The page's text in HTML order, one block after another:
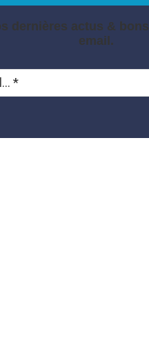
dernières actus &
email.